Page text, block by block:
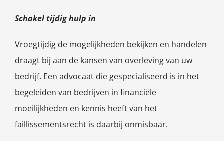
Schakel tijdig hulp in
Vroegtijdig de mogelijkheden bekijken en handelen
draagt bij aan de kansen van overleving van uw
bedrijf. Een advocaat die gespecialiseerd is in het
begeleiden van bedrijven in financiële
moeilijkheden en kennis heeft van het
faillissementsrecht is daarbij onmisbaar.